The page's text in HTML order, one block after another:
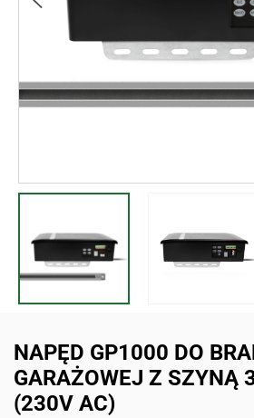
NAPĘD GP1000 DO
GARAŻOWEJ Z SZYNĄ
(230V AC)